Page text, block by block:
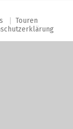
Touren